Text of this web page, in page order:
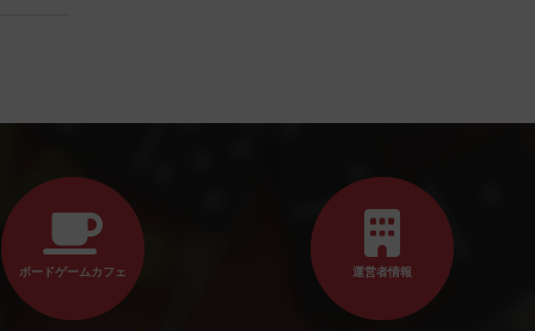
ボードゲームカフェ 運営者情報